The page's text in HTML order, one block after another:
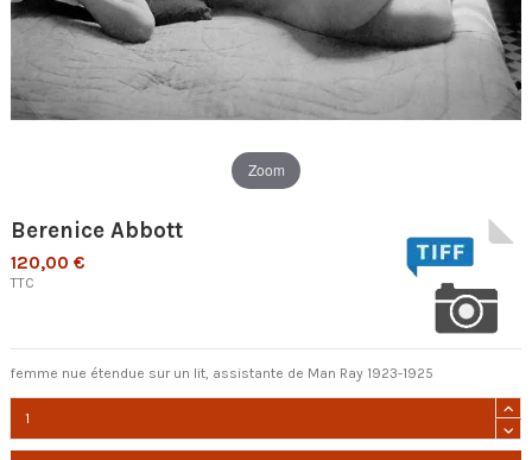
Zoom
Berenice Abbott
120,00 €
TTC
femme nue étendue sur un lit, assistante de Man Ray 1923-1925